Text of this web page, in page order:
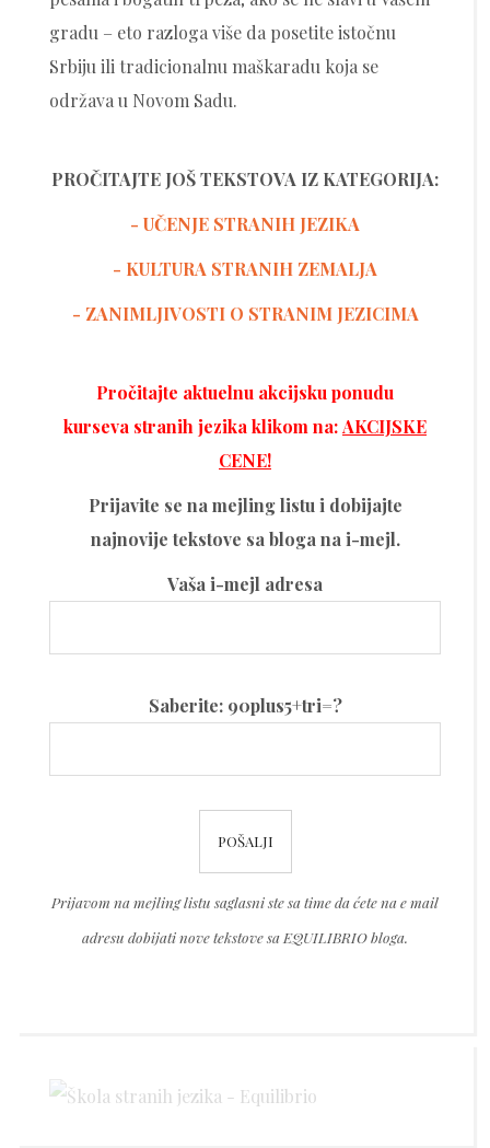
gradu – eto razloga više da posetite istočnu
Srbiju ili tradicionalnu maškaradu koja se
održava u Novom Sadu.
PROČITAJTE JOŠ TEKSTOVA IZ KATEGORIJA:
- UČENJE STRANIH JEZIKA
- KULTURA STRANIH ZEMALJA
- ZANIMLJIVOSTI O STRANIM JEZICIMA
Pročitajte aktuelnu akcijsku ponudu
kurseva stranih jezika klikom na:AKCIJSKE
CENE!
Prijavite se na mejling listu i dobijajte
najnovije tekstove sa bloga na i-mejl.
Vaša i-mejl adresa
leave
Saberite: 90plus5+tri=?
field
empty.
Prijavom na mejling listu saglasni ste sa time da ćete na e mail
adresu dobijati nove tekstove sa EQUILIBRIO bloga.